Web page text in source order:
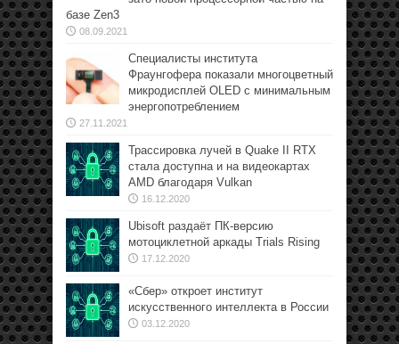
базе Zen3
08.09.2021
Специалисты института
Фраунгофера показали многоцветный
микродисплей OLED с минимальным
энергопотреблением
27.11.2021
Трассировка лучей в Quake II RTX
стала доступна и на видеокартах
AMD благодаря Vulkan
16.12.2020
Ubisoft раздаёт ПК-версию
мотоциклетной аркады Trials Rising
17.12.2020
«Сбер» откроет институт
искусственного интеллекта в России
03.12.2020